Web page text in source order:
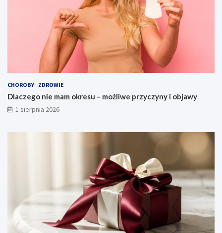
CHOROBY ZDROWIE
Dlaczego nie mam okresu – możliwe przyczyny i objawy
1 sierpnia 2026